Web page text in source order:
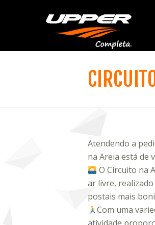
Atendendo a
na Areia está de
O Circuito na
ar livre,
postais mais
Com uma